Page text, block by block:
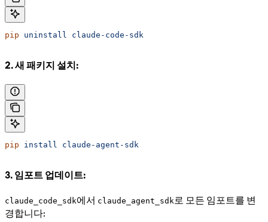
pip uninstall claude-code-sdk
2. 새 패키지 설치:
pip install claude-agent-sdk
3. 임포트 업데이트:
claude_code_sdk에서 claude_agent_sdk 로 모든 임포트를 변
경합니다: